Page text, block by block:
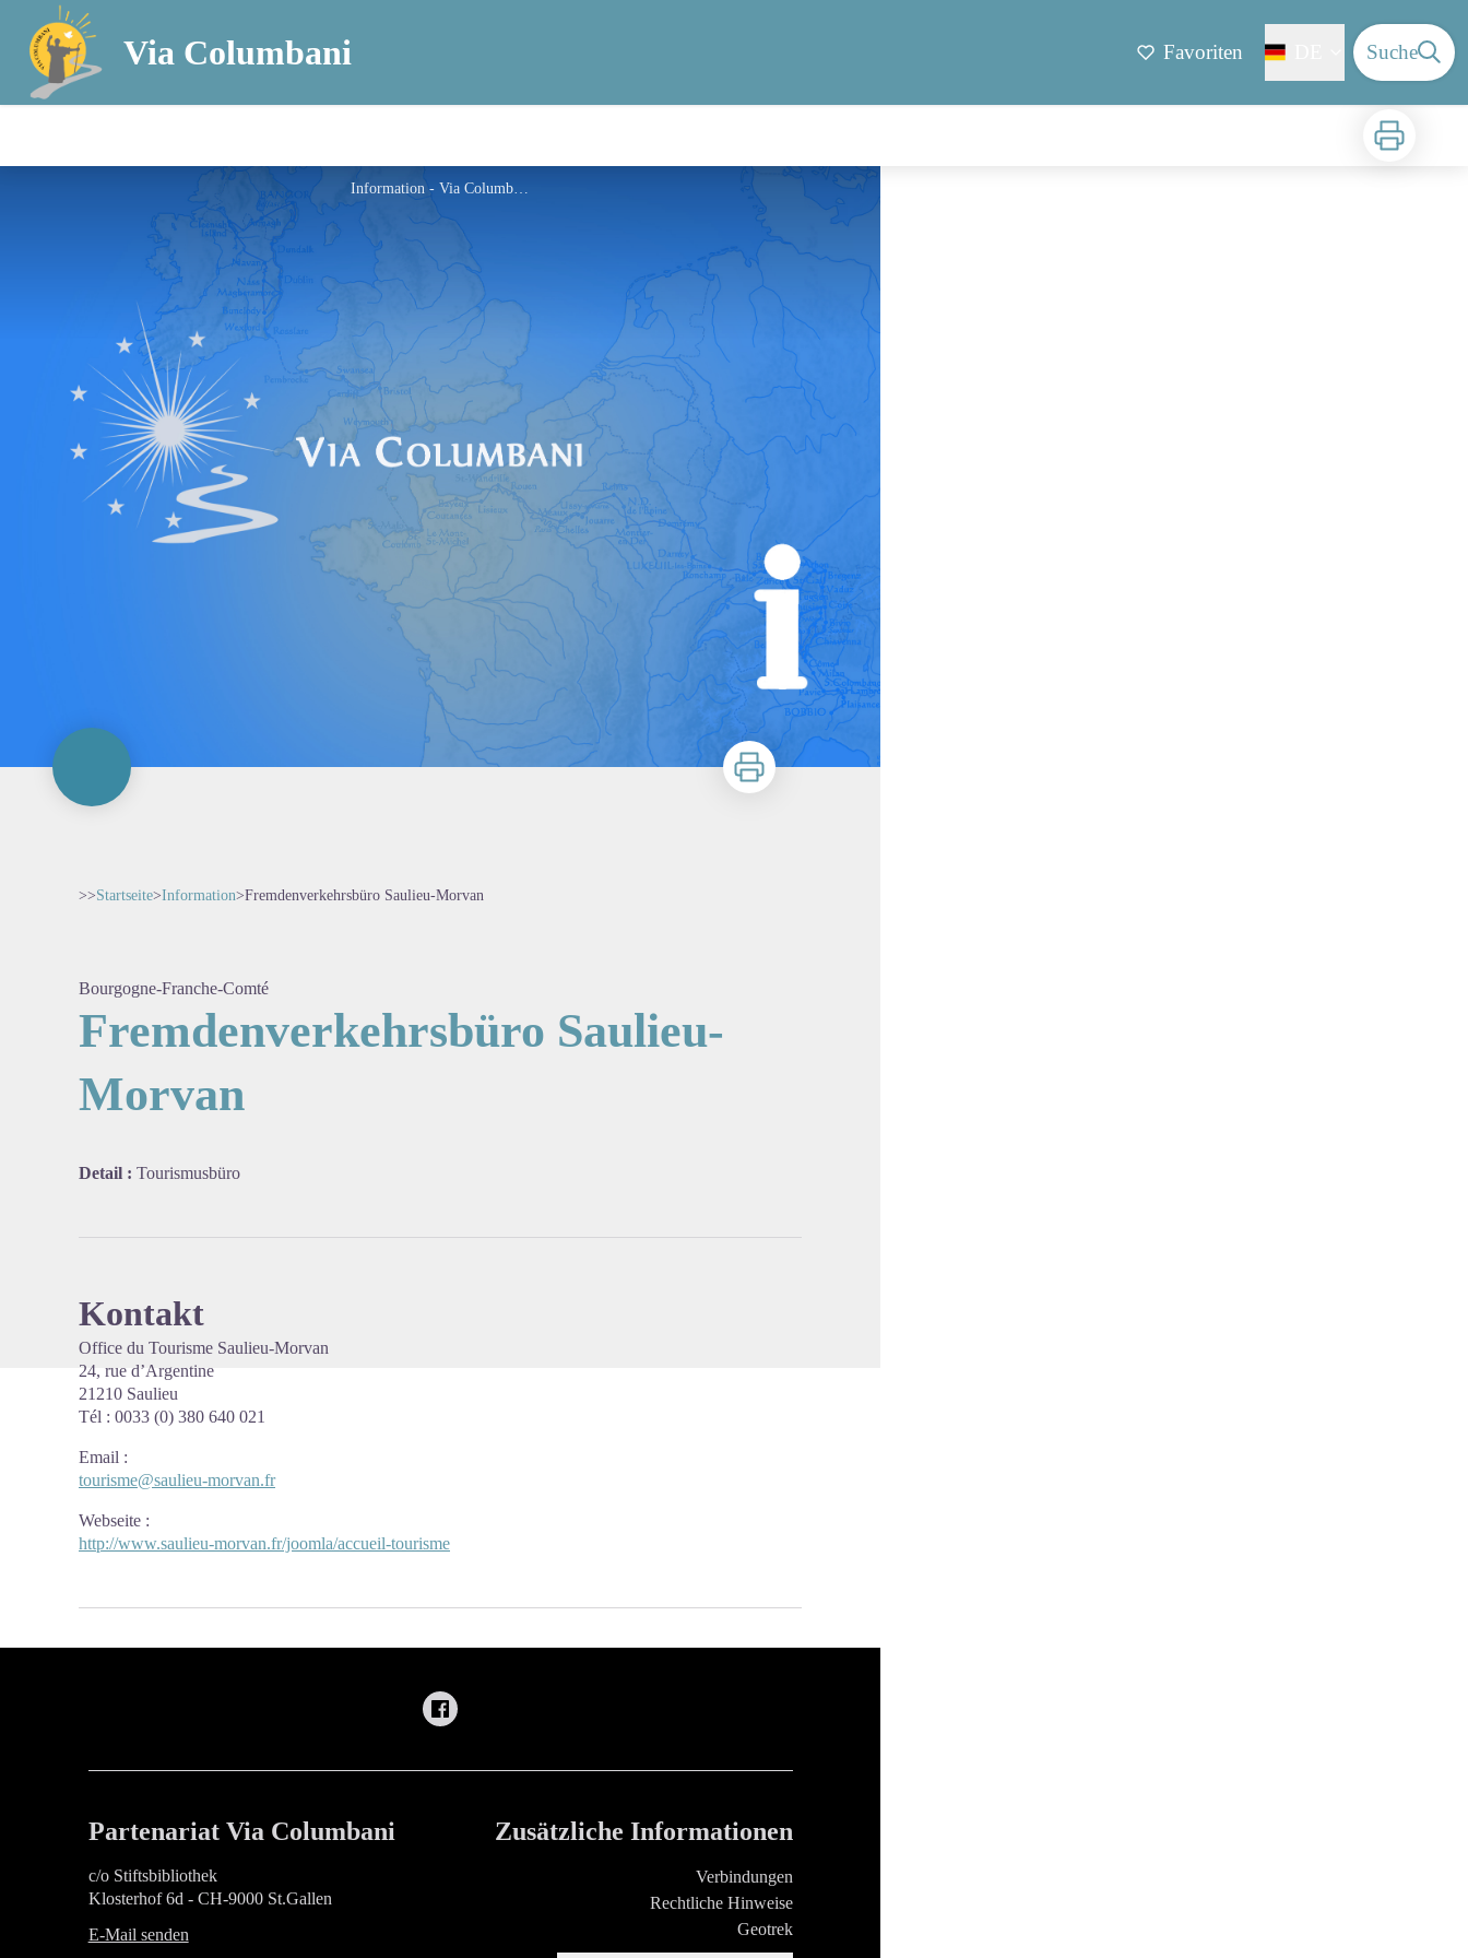
Via Columbani Favoriten Suche
Zu drucken
Information - Via Columbani
Zu drucken
>>Startseite>Information>Fremdenverkehrsbüro Saulieu-Morvan
Bourgogne-Franche-Comté
Fremdenverkehrsbüro Saulieu-
Morvan
Detail : Tourismusbüro
Kontakt
Office du Tourisme Saulieu-Morvan
24, rue d’Argentine
21210 Saulieu
Tél : 0033 (0) 380 640 021
Email :
tourisme@saulieu-morvan.fr
Webseite :
http://www.saulieu-morvan.fr/joomla/accueil-tourisme
Partenariat Via Columbani
c/o Stiftsbibliothek
Klosterhof 6d - CH-9000 St.Gallen
E-Mail senden
Zusätzliche Informationen
Verbindungen
Rechtliche Hinweise
Geotrek